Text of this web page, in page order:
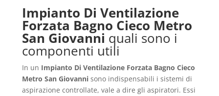
Impianto Di Ventilazione
Forzata Bagno Cieco Metro
San Giovanni quali sono i
componenti utili
In un Impianto Di Ventilazione Forzata Bagno Cieco
Metro San Giovannisono indispensabili i sistemi di
aspirazione controllate, vale a dire gli aspiratori. Essi